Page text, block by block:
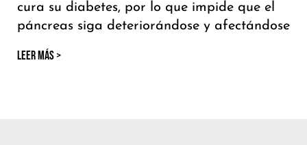
cura su diabetes, por lo que impide que el
páncreas siga deteriorándose y afectándose
LEER MÁS >